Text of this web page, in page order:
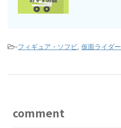
-フィギュア・ソフビ, 仮面ライダー
comment